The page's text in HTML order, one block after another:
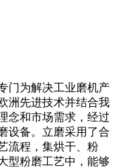
门为解决工业磨机产
洲先进技术并结合我
念和市场需求，经过
设备。立磨采用了合
流程，集烘干、粉
型粉磨工艺中，能够